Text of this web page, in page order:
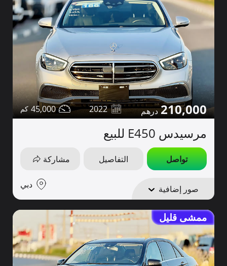
210,000
2022
45,000
مرسيدس E450 للبيع
تواصل التفاصيل مشاركة
صور إضافية دبي
ممشى قليل